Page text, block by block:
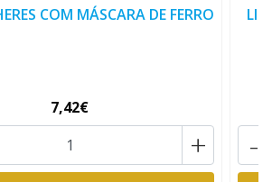
COM MÁSCARA DE FERRO
7,42€
+ -